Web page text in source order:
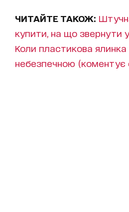
ЧИТАЙТЕ ТАКОЖ:
купити, на що звернути
Коли пластикова
небезпечною (коментує